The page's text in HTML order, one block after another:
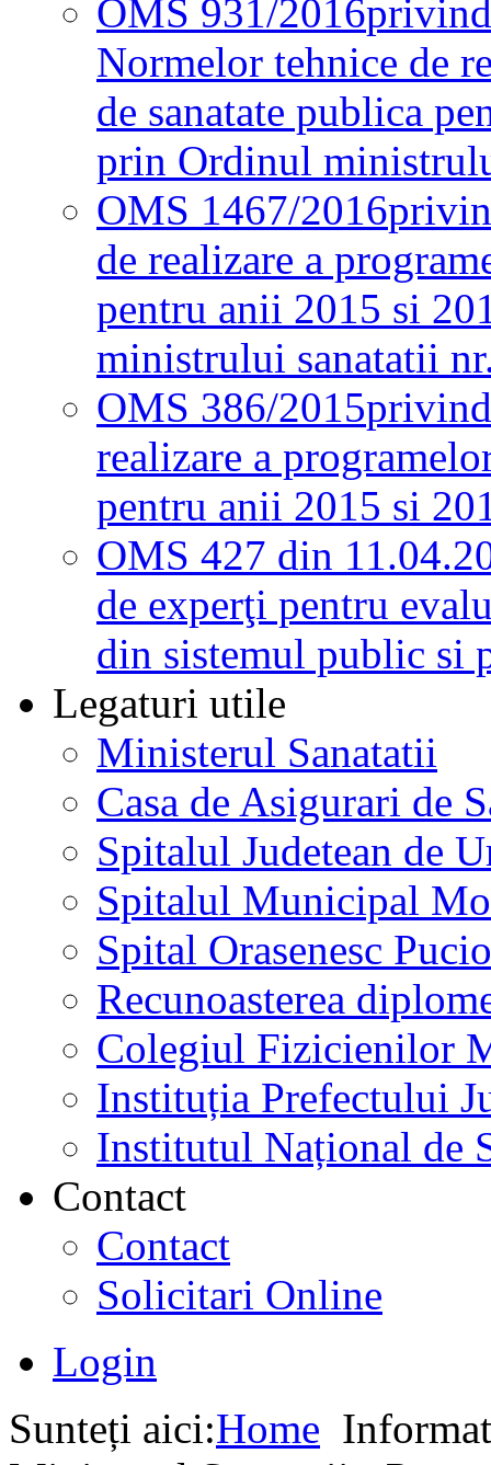
OMS 931/2016
Normelor tehnice de
de sanatate publica
prin Ordinul
OMS 1467/2016
de realizare a
pentru anii 2015 si
ministrului sanatatii
OMS 386/2015
realizare a
pentru anii 2015 si
OMS 427 din
de experţi pentru
din sistemul public si
Legaturi utile
Ministerul Sanatatii
Casa de Asigurari de
Spitalul Judetean de
Spitalul Municipal
Spital Orasenesc
Recunoasterea
Colegiul Fizicienilor
Instituția Prefectului
Institutul Național de
Contact
Contact
Solicitari Online
Login
Sunteți aici:Home